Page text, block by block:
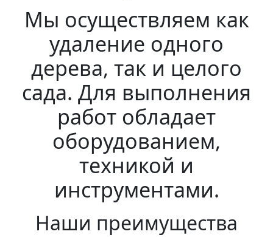
Мы осуществляем как
удаление одного
дерева, так и целого
сада. Для выполнения
работ обладает
оборудованием,
техникой и
инструментами.
Наши преимущества